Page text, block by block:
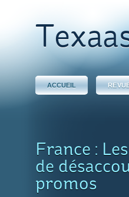
ACCUEIL
France :
de
promos